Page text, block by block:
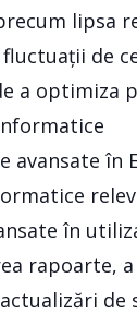
lipsa
de
a optimiza
avansate în
în
rapoarte,
de